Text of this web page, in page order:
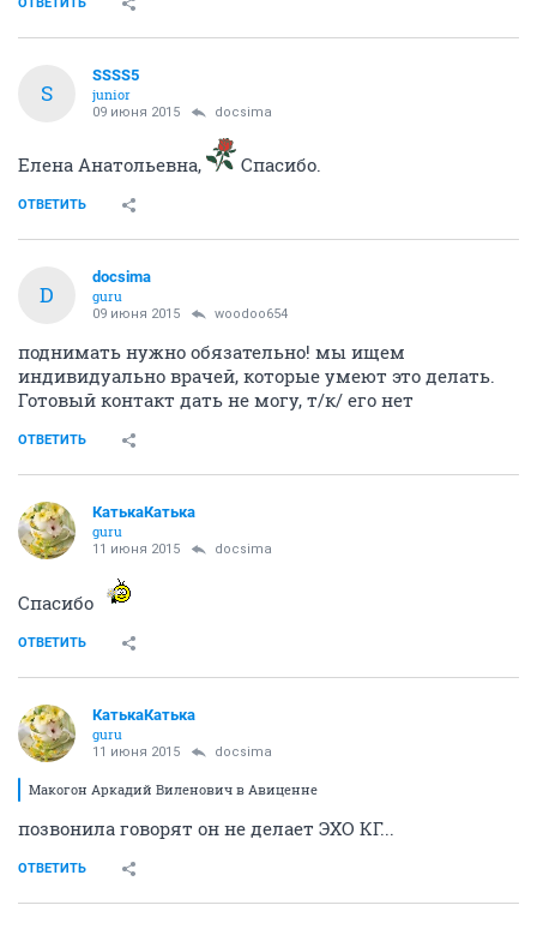
S
SSSS5
junior
09 июня 2015 docsima
Елена Анатольевна, Спасибо.
ОТВЕТИТЬ
D
docsima
guru
09 июня 2015 woodoo654
поднимать нужно обязательно! мы ищем
индивидуально врачей, которые умеют это делать.
Готовый контакт дать не могу, т/к/ его нет
ОТВЕТИТЬ
КатькаКатька
guru
11 июня 2015 docsima
Спасибо
ОТВЕТИТЬ
КатькаКатька
guru
11 июня 2015 docsima
Макогон Аркадий Виленович в Авиценне
позвонила говорят он не делает ЭХО КГ...
ОТВЕТИТЬ